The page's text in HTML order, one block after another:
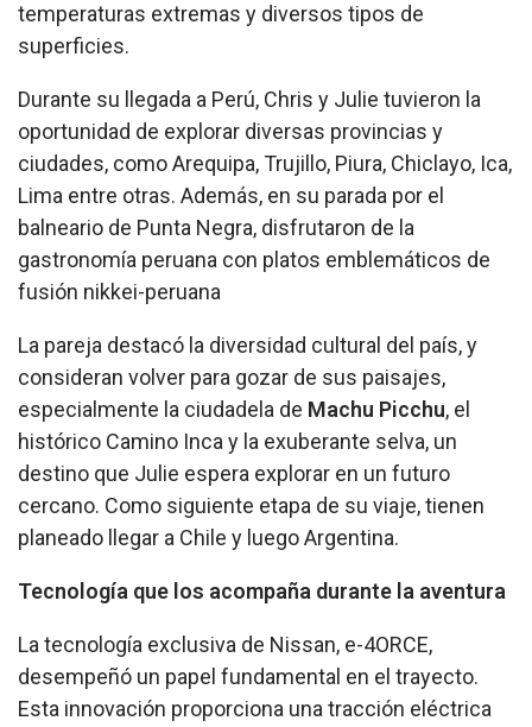
temperaturas extremas y diversos tipos de
superficies.
Durante su llegada a Perú, Chris y Julie tuvieron la
oportunidad de explorar diversas provincias y
ciudades, como Arequipa, Trujillo, Piura, Chiclayo, Ica,
Lima entre otras. Además, en su parada por el
balneario de Punta Negra, disfrutaron de la
gastronomía peruana con platos emblemáticos de
fusión nikkei-peruana
La pareja destacó la diversidad cultural del país, y
consideran volver para gozar de sus paisajes,
especialmente la ciudadela de Machu Picchu, el
histórico Camino Inca y la exuberante selva, un
destino que Julie espera explorar en un futuro
cercano. Como siguiente etapa de su viaje, tienen
planeado llegar a Chile y luego Argentina.
Tecnología que los acompaña durante la aventura
La tecnología exclusiva de Nissan, e-4ORCE,
desempeñó un papel fundamental en el trayecto.
Esta innovación proporciona una tracción eléctrica